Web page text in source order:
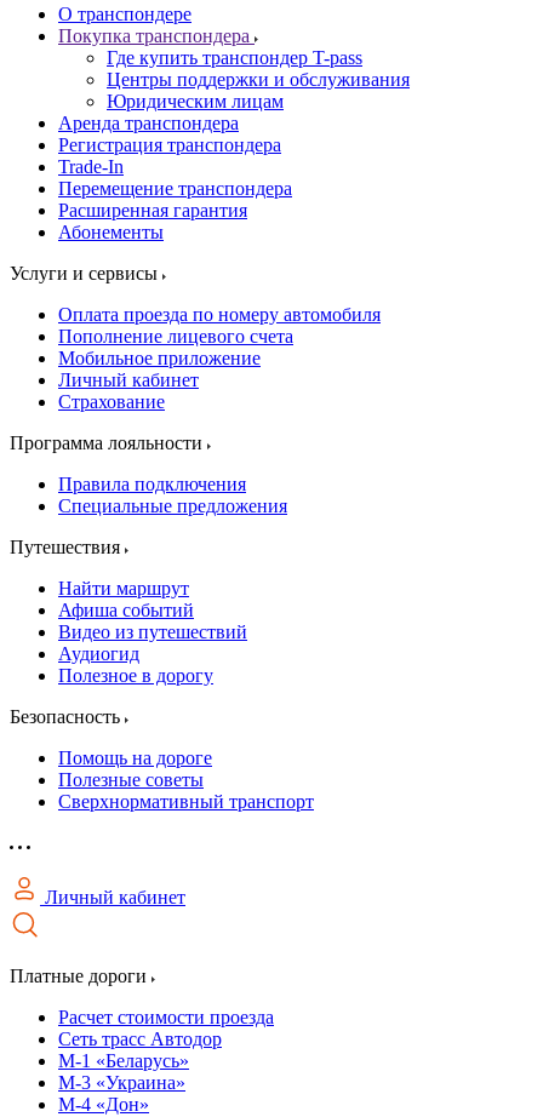
О транспондере
Покупка транспондера
Где купить транспондер T-pass
Центры поддержки и обслуживания
Юридическим лицам
Аренда транспондера
Регистрация транспондера
Trade-In
Перемещение транспондера
Расширенная гарантия
Абонементы
Услуги и сервисы
Оплата проезда по номеру автомобиля
Пополнение лицевого счета
Мобильное приложение
Личный кабинет
Страхование
Программа лояльности
Правила подключения
Специальные предложения
Путешествия
Найти маршрут
Афиша событий
Видео из путешествий
Аудиогид
Полезное в дорогу
Безопасность
Помощь на дороге
Полезные советы
Сверхнормативный транспорт
Личный кабинет
Платные дороги
Расчет стоимости проезда
Сеть трасс Автодор
М-1 «Беларусь»
М-3 «Украина»
М-4 «Дон»